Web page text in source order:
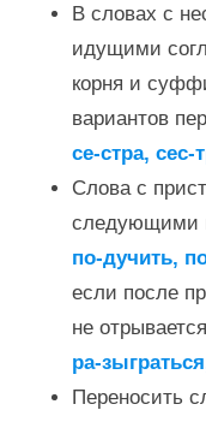
В словах с
идущими
корня и
вариантов
се-стра, сес-
Слова с
следующими
по-дучить,
если после
не
ра-
Переносить